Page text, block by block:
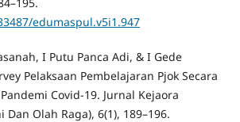
edumaspul.v5i1.947
I Putu Panca Adi, & I Gede
Pelaksaan Pembelajaran Pjok Secara
Covid-19. Jurnal Kejaora
Dan Olah Raga), 6(1), 189–196.